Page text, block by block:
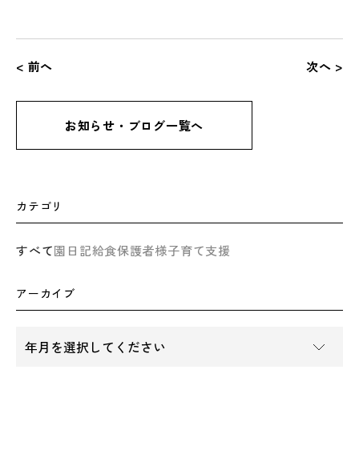
< 前へ 次へ >
お知らせ・ブログ一覧へ
カテゴリ
すべて園日記給食保護者様子育て支援
アーカイブ